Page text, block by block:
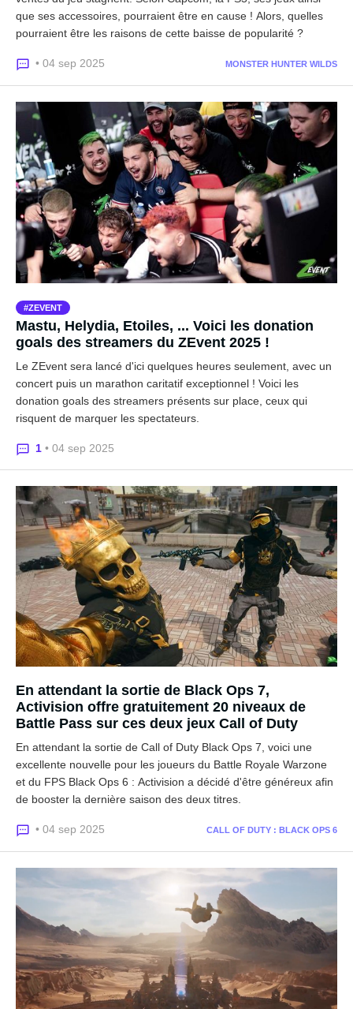
que ses accessoires, pourraient être en cause ! Alors, quelles
pourraient être les raisons de cette baisse de popularité ?
• 04 sep 2025 MONSTER HUNTER WILDS
ZEVENT
Mastu, Helydia, Etoiles, ... Voici les donation
goals des streamers du ZEvent 2025 !
Le ZEvent sera lancé d'ici quelques heures seulement, avec un
concert puis un marathon caritatif exceptionnel ! Voici les
donation goals des streamers présents sur place, ceux qui
risquent de marquer les spectateurs.
1 • 04 sep 2025
En attendant la sortie de Black Ops 7,
Activision offre gratuitement 20 niveaux de
Battle Pass sur ces deux jeux Call of Duty
En attendant la sortie de Call of Duty Black Ops 7, voici une
excellente nouvelle pour les joueurs du Battle Royale Warzone
et du FPS Black Ops 6 : Activision a décidé d'être généreux afin
de booster la dernière saison des deux titres.
• 04 sep 2025 CALL OF DUTY : BLACK OPS 6